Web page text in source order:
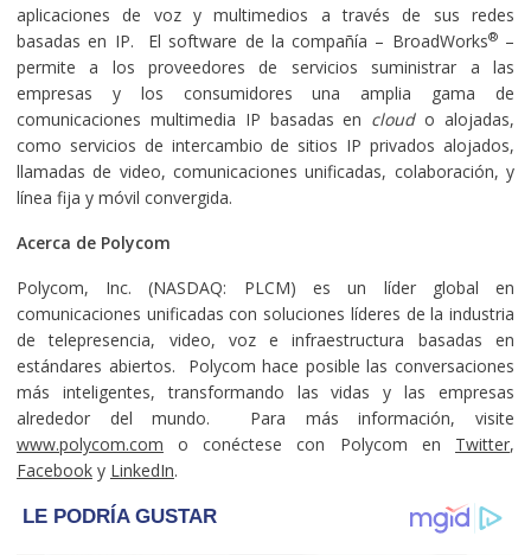
aplicaciones de voz y multimedios a través de sus redes
basadas en IP. El software de la compañía – BroadWorks®–
permite a los proveedores de servicios suministrar a las
empresas y los consumidores una amplia gama de
comunicaciones multimedia IP basadas en cloudo alojadas,
como servicios de intercambio de sitios IP privados alojados,
llamadas de video, comunicaciones unificadas, colaboración, y
línea fija y móvil convergida.
Acerca de Polycom
Polycom, Inc. (NASDAQ: PLCM) es un líder global en
comunicaciones unificadas con soluciones líderes de la industria
de telepresencia, video, voz e infraestructura basadas en
estándares abiertos. Polycom hace posible las conversaciones
más inteligentes, transformando las vidas y las empresas
alrededor del mundo. Para más información, visite
www.polycom.com o conéctese con Polycom en Twitter,
Facebooky LinkedIn.